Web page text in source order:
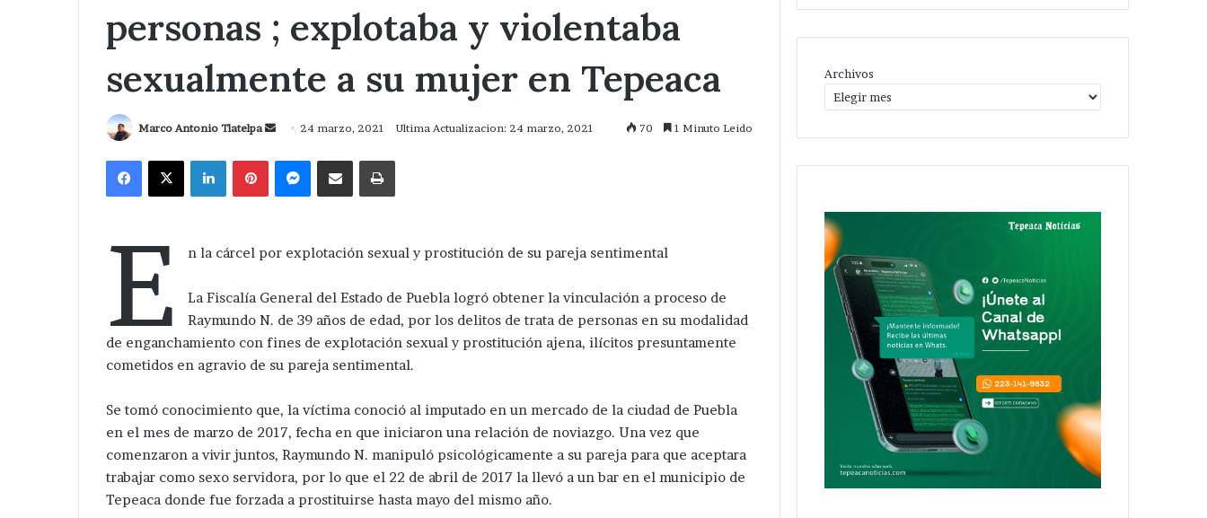
personas ; explotaba y violentaba
sexualmente a su mujer en Tepeaca
Marco Antonio Tlatelpa
Send
email
24 marzo, 2021 Ultima Actualizacion: 24 marzo, 2021 70 1 Minuto Leido
Facebook
X LinkedInPinterestMessengerCompartir via CorreoImprimir
E n la cárcel por explotación sexual y prostitución de su pareja sentimental
La Fiscalía General del Estado de Puebla logró obtener la vinculación a proceso de
Raymundo N. de 39 años de edad, por los delitos de trata de personas en su modalidad
de enganchamiento con fines de explotación sexual y prostitución ajena, ilícitos presuntamente
cometidos en agravio de su pareja sentimental.
Se tomó conocimiento que, la víctima conoció al imputado en un mercado de la ciudad de Puebla
en el mes de marzo de 2017, fecha en que iniciaron una relación de noviazgo. Una vez que
comenzaron a vivir juntos, Raymundo N. manipuló psicológicamente a su pareja para que aceptara
trabajar como sexo servidora, por lo que el 22 de abril de 2017 la llevó a un bar en el municipio de
Tepeaca donde fue forzada a prostituirse hasta mayo del mismo año.
Archivos